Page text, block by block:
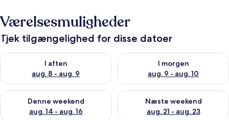
Værelsesmuligheder
Tjek tilgængelighed for disse datoer
I aften
aug. 8 - aug. 9
Tjek tilgængelighed for i aften aug. 8 - aug. 9
I morgen
aug. 9 - aug. 10
Tjek tilgængelighed for i
Denne weekend
aug. 14 - aug. 16
Tjek tilgængelighed for denne weekend aug. 14 - aug. 16
Næste weekend
aug. 21 - aug. 23
Tjek tilgængelighed for næste